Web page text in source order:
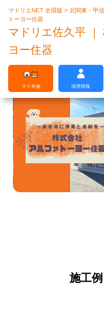
マドリ
マドリエNET 全国版>北関東・甲
トーヨー住器
マドリエ佐久平
ヨー住器
マド本舗 採用情報
施工